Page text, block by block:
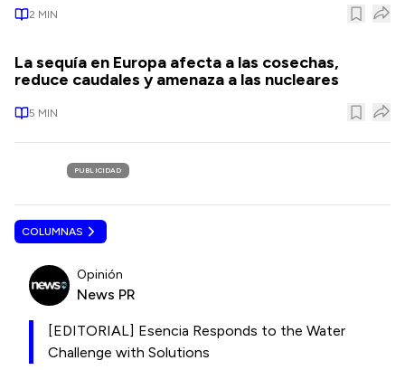
2 MIN
La sequía en Europa afecta a las cosechas,
reduce caudales y amenaza a las nucleares
5 MIN
PUBLICIDAD
COLUMNAS
Opinión
News PR
[EDITORIAL] Esencia Responds to the Water
Challenge with Solutions